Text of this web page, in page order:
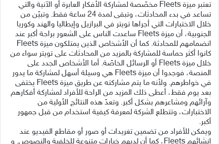
تعتبر ميزة Fleets مخصّصة لمشاركة الأفكار العابرة أو الآنية والتي
تساعد في بدء المحادثات، وتبقى لمدة 24 ساعة فقط. وتبيّن من
خلال الاختبارات التي أجراها تويتر في البرازيل وإيطاليا والهند وكوريا
الجنوبية، أن ميزة Fleets ساعدت الناس على الشعور براحة أكبر عند
انضمامهم للمحادثة. كما أن الأشخاص الذين يمتلكون ميزة Fleets
كانوا أكثر حماسة للمشاركة بالمزيد من المحادثات على تويتر سواء من
خلال ميزة Fleets أو الرسائل الخاصّة. أما الأشخاص الجدد على
المنصة، فوجدوا أن ميزة Fleets هي وسيلة أسهل لمشاركة ما يدور
في خواطرهم. ولأنه ما يتم مشاركته عن طريق ميزة Fleets يختفى
بعد يوم فقط، أعطى ذلك المزيد من الراحة للأفراد لمشاركة أفكارهم
وآرائهم ومشاعرهم بشكل أكبر. وتعدّ هذه النتائج الأولية من
الاختبارات، وتتطلع الشركة لمعرفة كيفية استخدام من قبل جمهور
أكبر.
ويمكن للأفراد من تضمين تغريدات أو صور أو مقاطع الفيديو عند
إنشائهم Fleets، كما أن لديهم خيارات متنوعة للخلفية والنصوص. و